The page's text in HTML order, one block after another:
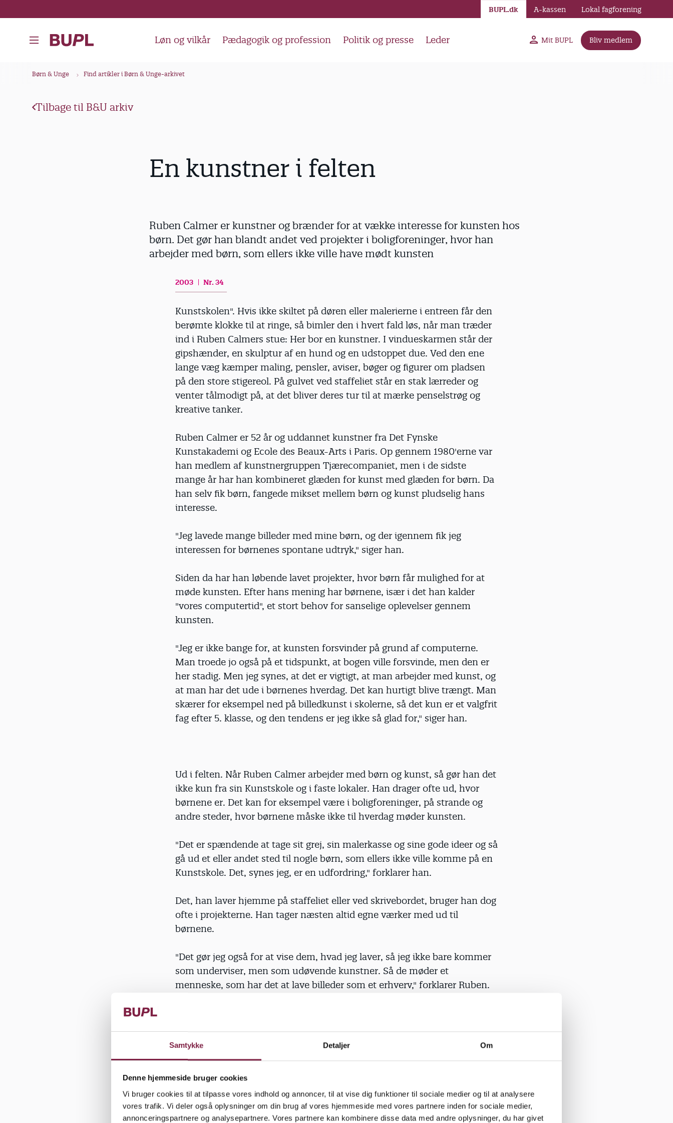
Samtykke Detaljer Om
Denne hjemmeside bruger cookies
Vi bruger cookies til at tilpasse vores indhold og annoncer, til at vise dig funktioner til sociale medier og til at analysere
vores trafik. Vi deler også oplysninger om din brug af vores hjemmeside med vores partnere inden for sociale medier,
annonceringspartnere og analysepartnere. Vores partnere kan kombinere disse data med andre oplysninger, du har givet
å
Løn og vilkår Pædagogik og profession Politik og presse Leder Mit BUPL Bliv medlem
BUPL.dk A-kassen Lokal fagforening
Børn & Unge Find artikler i Børn & Unge-arkivet
Tilbage til B&U arkiv
En kunstner i felten
Ruben Calmer er kunstner og brænder for at vække interesse for kunsten hos
børn. Det gør han blandt andet ved projekter i boligforeninger, hvor han
arbejder med børn, som ellers ikke ville have mødt kunsten
2003 Nr. 34
Kunstskolen". Hvis ikke skiltet på døren eller malerierne i entreen får den
berømte klokke til at ringe, så bimler den i hvert fald løs, når man træder
ind i Ruben Calmers stue: Her bor en kunstner. I vindueskarmen står der
gipshænder, en skulptur af en hund og en udstoppet due. Ved den ene
lange væg kæmper maling, pensler, aviser, bøger og figurer om pladsen
på den store stigereol. På gulvet ved staffeliet står en stak lærreder og
venter tålmodigt på, at det bliver deres tur til at mærke penselstrøg og
kreative tanker.
Ruben Calmer er 52 år og uddannet kunstner fra Det Fynske
Kunstakademi og Ecole des Beaux-Arts i Paris. Op gennem 1980'erne var
han medlem af kunstnergruppen Tjærecompaniet, men i de sidste
mange år har han kombineret glæden for kunst med glæden for børn. Da
han selv fik børn, fangede mikset mellem børn og kunst pludselig hans
interesse.
"Jeg lavede mange billeder med mine børn, og der igennem fik jeg
interessen for børnenes spontane udtryk," siger han.
Siden da har han løbende lavet projekter, hvor børn får mulighed for at
møde kunsten. Efter hans mening har børnene, især i det han kalder
"vores computertid", et stort behov for sanselige oplevelser gennem
kunsten.
"Jeg er ikke bange for, at kunsten forsvinder på grund af computerne.
Man troede jo også på et tidspunkt, at bogen ville forsvinde, men den er
her stadig. Men jeg synes, at det er vigtigt, at man arbejder med kunst, og
at man har det ude i børnenes hverdag. Det kan hurtigt blive trængt. Man
skærer for eksempel ned på billedkunst i skolerne, så det kun er et valgfrit
fag efter 5. klasse, og den tendens er jeg ikke så glad for," siger han.
Ud i felten. Når Ruben Calmer arbejder med børn og kunst, så gør han det
ikke kun fra sin Kunstskole og i faste lokaler. Han drager ofte ud, hvor
børnene er. Det kan for eksempel være i boligforeninger, på strande og
andre steder, hvor børnene måske ikke til hverdag møder kunsten.
"Det er spændende at tage sit grej, sin malerkasse og sine gode ideer og så
gå ud et eller andet sted til nogle børn, som ellers ikke ville komme på en
Kunstskole. Det, synes jeg, er en udfordring," forklarer han.
Det, han laver hjemme på staffeliet eller ved skrivebordet, bruger han dog
ofte i projekterne. Han tager næsten altid egne værker med ud til
børnene.
"Det gør jeg også for at vise dem, hvad jeg laver, så jeg ikke bare kommer
som underviser, men som udøvende kunstner. Så de møder et
menneske, som har det at lave billeder som et erhverv," forklarer Ruben.
Døren på klem. Ruben Calmer har en mission, når han tager ud til børn
"Jeg håber, at jeg får skabt en interesse hos dem. At de får lukket døren
op på klem til kunstens verden."